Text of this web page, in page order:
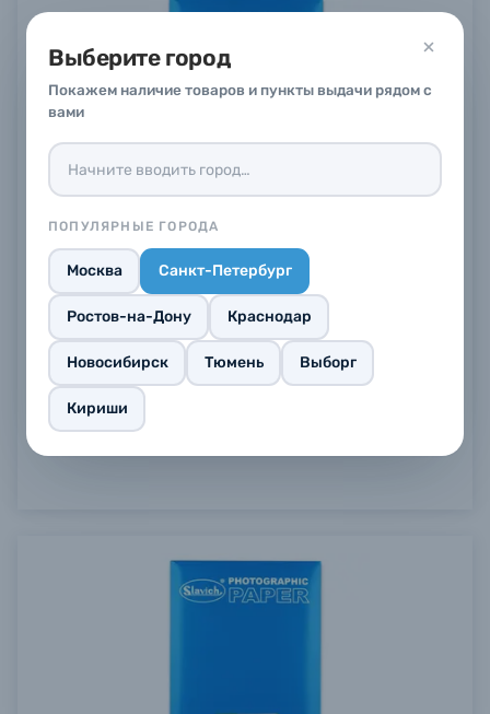
Выберите город
Покажем наличие товаров и пункты выдачи рядом с
вами
ПОПУЛЯРНЫЕ ГОРОДА
Москва Санкт-Петербург
Ростов-на-Дону Краснодар
Новосибирск Тюмень Выборг
Кириши
Фотобумага Славич Унибром 160 имп. БП ТГ ГЛ
ПМ 9х12 см, 25 листов
В наличии магазинах
1 290 ₽
Купить